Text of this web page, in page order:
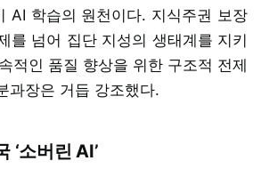
AI 학습의 원천이다. 지식주권 보장
를 넘어 집단 지성의 생태계를 지키
적인 품질 향상을 위한 구조적 전제
과장은 거듭 강조했다.
‘소버린 AI’